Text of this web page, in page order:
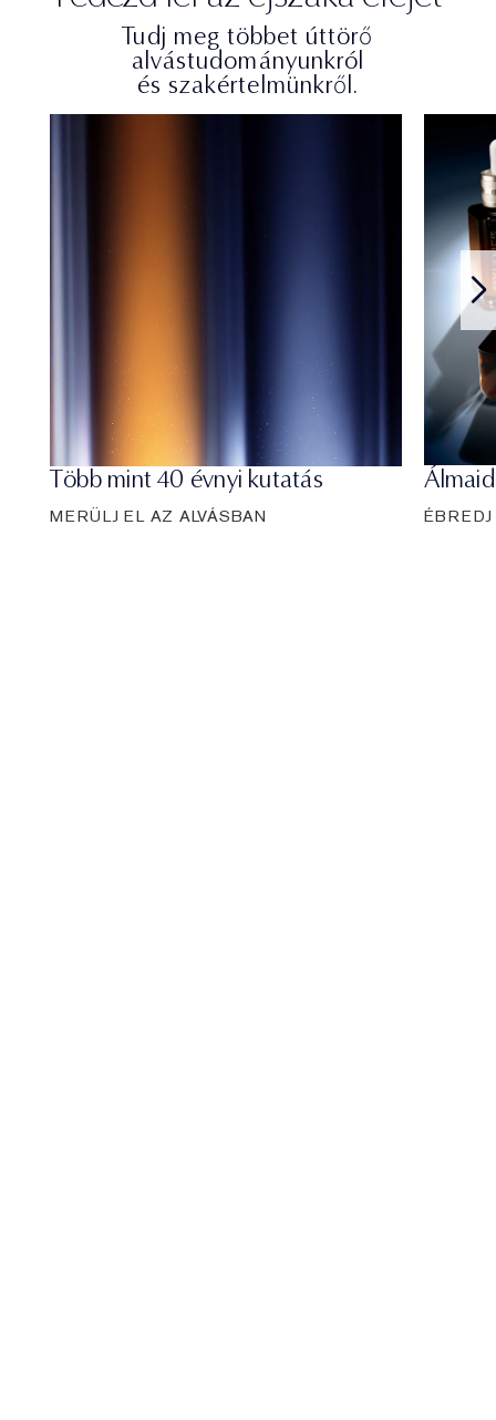
Tudj meg többet úttörő
alvástudományunkról
és szakértelmünkről.
Több mint 40 évnyi kutatás
MERÜLJ EL AZ ALVÁSBAN